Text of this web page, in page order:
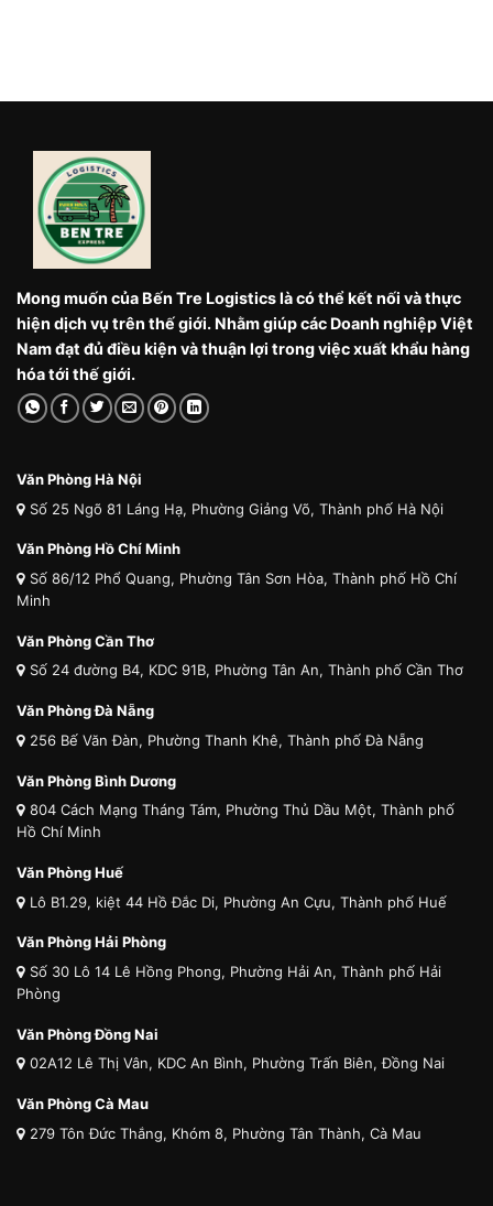
Mong muốn của Bến Tre Logistics là có thể kết nối và thực
hiện dịch vụ trên thế giới. Nhằm giúp các Doanh nghiệp Việt
Nam đạt đủ điều kiện và thuận lợi trong việc xuất khẩu hàng
hóa tới thế giới.
Văn Phòng Hà Nội
Số 25 Ngõ 81 Láng Hạ, Phường Giảng Võ, Thành phố Hà Nội
Văn Phòng Hồ Chí Minh
Số 86/12 Phổ Quang, Phường Tân Sơn Hòa, Thành phố Hồ Chí
Minh
Văn Phòng Cần Thơ
Số 24 đường B4, KDC 91B, Phường Tân An, Thành phố Cần Thơ
Văn Phòng Đà Nẵng
256 Bế Văn Đàn, Phường Thanh Khê, Thành phố Đà Nẵng
Văn Phòng Bình Dương
804 Cách Mạng Tháng Tám, Phường Thủ Dầu Một, Thành phố
Hồ Chí Minh
Văn Phòng Huế
Lô B1.29, kiệt 44 Hồ Đắc Di, Phường An Cựu, Thành phố Huế
Văn Phòng Hải Phòng
Số 30 Lô 14 Lê Hồng Phong, Phường Hải An, Thành phố Hải
Phòng
Văn Phòng Đồng Nai
02A12 Lê Thị Vân, KDC An Bình, Phường Trấn Biên, Đồng Nai
Văn Phòng Cà Mau
279 Tôn Đức Thắng, Khóm 8, Phường Tân Thành, Cà Mau